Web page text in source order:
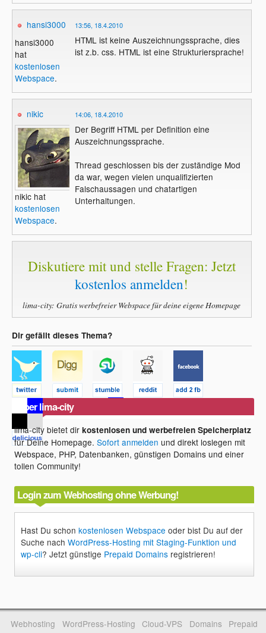
hansi3000
hansi3000
hat
kostenlosen
Webspace.
13:56, 18.4.2010
HTML ist keine Auszeichnungssprache, dies
ist z.b. css. HTML ist eine Strukturiersprache!
nikic
nikic hat
kostenlosen
Webspace.
14:06, 18.4.2010
Der Begriff HTML per Definition eine
Auszeichnungssprache.
Thread geschlossen bis der zuständige Mod
da war, wegen vielen unqualifizierten
Falschaussagen und chatartigen
Unterhaltungen.
Diskutiere mit und stelle Fragen: Jetzt
kostenlos anmelden!
lima-city: Gratis werbefreier Webspace für deine eigene Homepage
Dir gefällt dieses Thema?
Über lima-city
lima-city bietet dirkostenlosen und werbefreien Speicherplatz
für Deine Homepage.Sofort anmelden und direkt loslegen mit
Webspace, PHP, Datenbanken, günstigen Domains und einer
tollen Community!
Login zum Webhosting ohne Werbung!
Hast Du schonkostenlosen Webspace oder bist Du auf der
Suche nachWordPress-Hosting mit Staging-Funktion und
wp-cli? Jetzt günstige Prepaid Domains registrieren!
Webhosting WordPress-Hosting Cloud-VPS Domains
Prepaid